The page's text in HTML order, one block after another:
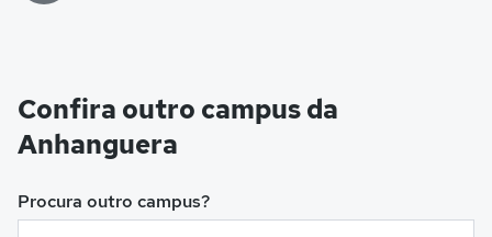
Confira outro campus da
Anhanguera
Procura outro campus?